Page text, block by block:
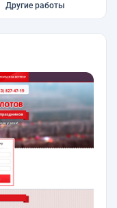
Другие работы